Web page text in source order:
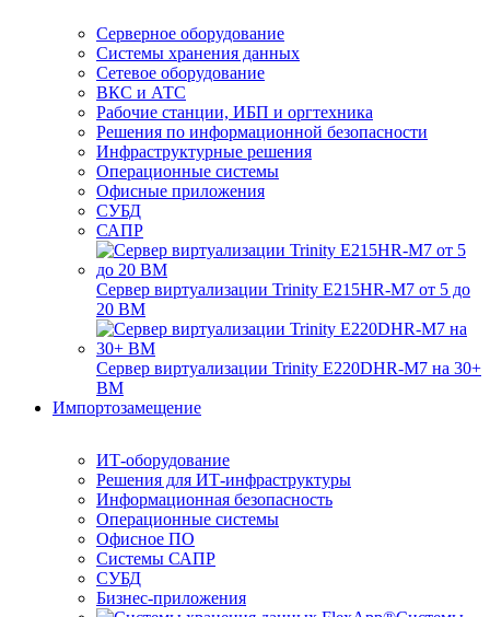
Серверное оборудование
Системы хранения данных
Сетевое оборудование
ВКС и АТС
Рабочие станции, ИБП и оргтехника
Решения по информационной безопасности
Инфраструктурные решения
Операционные системы
Офисные приложения
СУБД
САПР
Сервер виртуализации Trinity E215HR-M7 от 5 до
20 ВМ
Сервер виртуализации Trinity E220DHR-M7 на 30+
ВМ
Импортозамещение
ИТ-оборудование
Решения для ИТ-инфраструктуры
Информационная безопасность
Операционные системы
Офисное ПО
Системы САПР
СУБД
Бизнес-приложения